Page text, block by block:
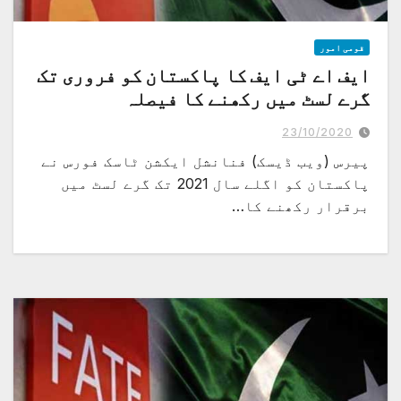
قومی امور
ایف اے ٹی ایف کا پاکستان کو فروری تک
گرے لسٹ میں رکھنے کا فیصلہ
23/10/2020
پیرس (ویب ڈیسک) فنانشل ایکشن ٹاسک فورس نے
پاکستان کو اگلے سال 2021 تک گرے لسٹ میں
برقرار رکھنے کا…